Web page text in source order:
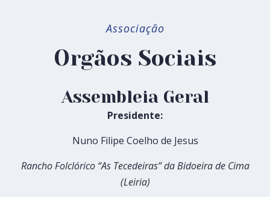
Associação
Orgãos Sociais
Assembleia Geral
Presidente:
Nuno Filipe Coelho de Jesus
Rancho Folclórico “As Tecedeiras” da Bidoeira de Cima
(Leiria)